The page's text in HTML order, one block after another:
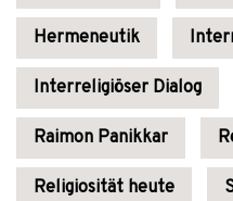
Hermeneutik
Interreligiöser Dialog
Raimon Panikkar
Religiosität heute